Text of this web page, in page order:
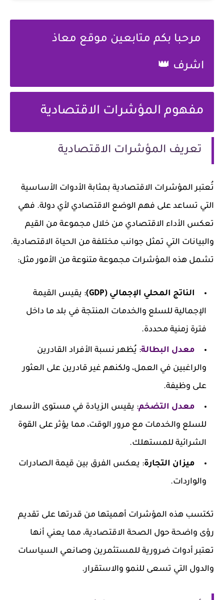
مرحبا بكم متابعين موقع معاذ
اشرف 👑
مفهوم المؤشرات الاقتصادية
تعريف المؤشرات الاقتصادية
تُعتبر المؤشرات الاقتصادية بمثابة الأدوات الأساسية
التي تساعد على فهم الوضع الاقتصادي لأي دولة. فهي
تعكس الأداء الاقتصادي من خلال مجموعة من القيم
والبيانات التي تمثل جوانب مختلفة من الحياة الاقتصادية.
تشمل هذه المؤشرات مجموعة متنوعة من الأمور مثل:
الناتج المحلي الإجمالي (GDP)
: يقيس القيمة
الإجمالية للسلع والخدمات المنتجة في بلد ما داخل
فترة زمنية محددة.
معدل البطالة: يُظهر نسبة الأفراد القادرين
والراغبين في العمل، ولكنهم غير قادرين على العثور
على وظيفة.
معدل التضخم: يقيس الزيادة في مستوى الأسعار
للسلع والخدمات مع مرور الوقت، مما يؤثر على القوة
الشرائية للمستهلك.
ميزان التجارة: يعكس الفرق بين قيمة الصادرات
والواردات.
تكتسب هذه المؤشرات أهميتها من قدرتها على تقديم
رؤى واضحة حول الصحة الاقتصادية، مما يعني أنها
تعتبر أدوات ضرورية للمستثمرين وصانعي السياسات
والدول التي تسعى للنمو والاستقرار.